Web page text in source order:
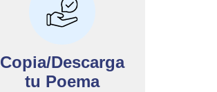
Copia/Descarga
tu Poema